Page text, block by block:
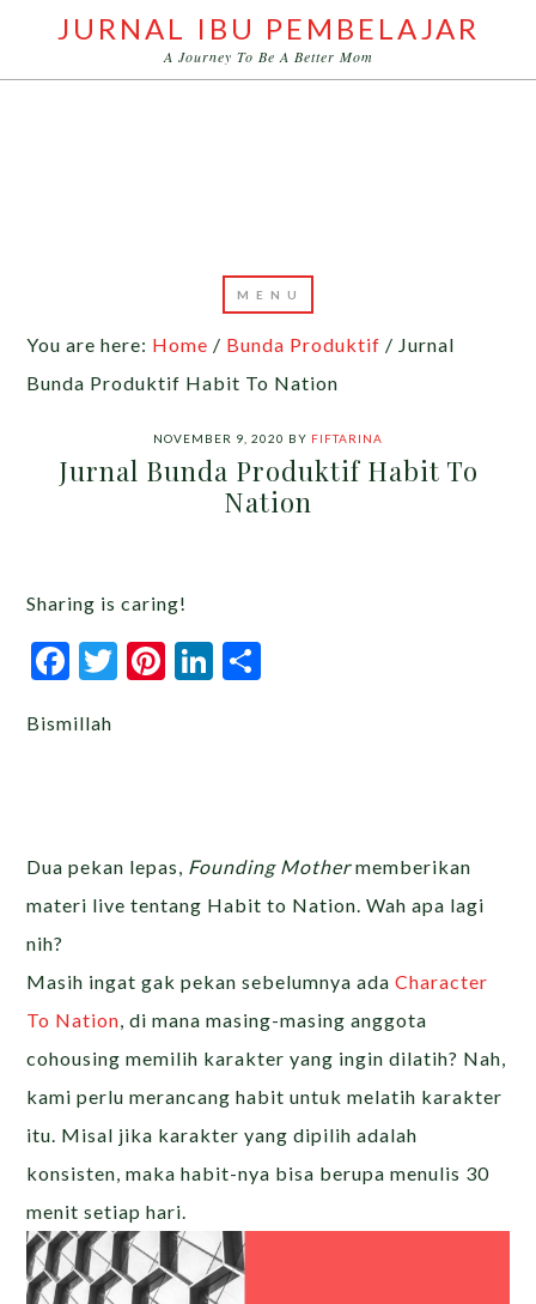
JURNAL IBU PEMBELAJAR
A Journey To Be A Better Mom
You are here: Home / Bunda Produktif / Jurnal
Bunda Produktif Habit To Nation
NOVEMBER 9, 2020 BY FIFTARINA
Jurnal Bunda Produktif Habit To
Nation
Sharing is caring!
Facebook
Twitter
Pinterest
LinkedIn
Bismillah
Dua pekan lepas, Founding Mothermemberikan
materi live tentang Habit to Nation. Wah apa lagi
nih?
Masih ingat gak pekan sebelumnya ada Character
To Nation, di mana masing-masing anggota
cohousing memilih karakter yang ingin dilatih? Nah,
kami perlu merancang habit untuk melatih karakter
itu. Misal jika karakter yang dipilih adalah
konsisten, maka habit-nya bisa berupa menulis 30
menit setiap hari.